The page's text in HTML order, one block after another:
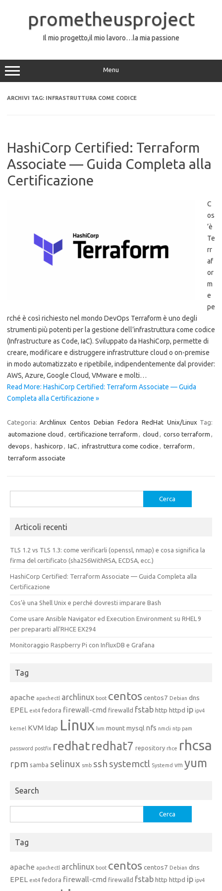
contenutoprometheusproject
Il mio progetto,il mio lavoro…la mia passione
Menu
ARCHIVI TAG: INFRASTRUTTURA COME CODICE
HashiCorp Certified: Terraform
Associate — Guida Completa alla
Certificazione
C
os
’è
Te
rr
af
or
m
e
pe
rché è così richiesto nel mondo DevOps Terraform è uno degli
strumenti più potenti per la gestione dell’infrastruttura come codice
(Infrastructure as Code, IaC). Sviluppato da HashiCorp, permette di
creare, modificare e distruggere infrastrutture cloud o on-premise
in modo automatizzato e ripetibile, indipendentemente dal provider:
AWS, Azure, Google Cloud, VMware e molti…
Read More: HashiCorp Certified: Terraform Associate — Guida
Completa alla Certificazione »
Categoria: Archlinux Centos Debian Fedora RedHat Unix/Linux Tag:
automazione cloud , certificazione terraform , cloud , corso terraform ,
devops , hashicorp , IaC, infrastruttura come codice , terraform ,
terraform associate
per:
Articoli recenti
TLS 1.2 vs TLS 1.3: come verificarli (openssl, nmap) e cosa significa la
firma del certificato (sha256WithRSA, ECDSA, ecc.)
HashiCorp Certified: Terraform Associate — Guida Completa alla
Certificazione
Cos’è una Shell Unix e perché dovresti imparare Bash
Come usare Ansible Navigator ed Execution Environment su RHEL 9
per prepararti all’RHCE EX294
Monitoraggio Raspberry Pi con InfluxDB e Grafana
Tag
apache apachectl archlinux boot centoscentos7 Debian dns
EPEL ext4 fedora firewall-cmd firewalld fstabhttp httpd ip ipv4
kernel KVM ldap Linux lvm mountmysql nfs nmcli ntp pam
password postfix redhatredhat7 repository rhce rhcsa
rpm samba selinux smb ssh systemctl Systemd vm yum
Search
per:
Tag
apache apachectl archlinux boot centoscentos7 Debian dns
EPEL ext4 fedora firewall-cmd firewalld fstabhttp httpd ip ipv4